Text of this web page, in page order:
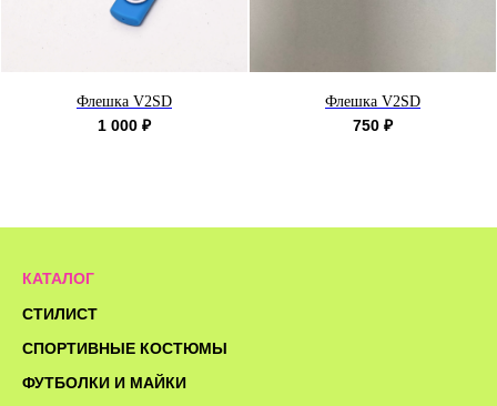
Флешка V2SD
1 000 ₽
Флешка V2SD
750 ₽
КАТАЛОГ
СПОРТИВНЫЕ КОСТЮМЫ
ФУТБОЛКИ И МАЙКИ
СТИЛИСТ